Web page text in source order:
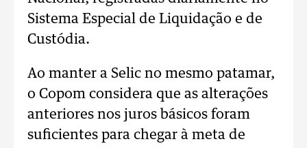
Sistema Especial de Liquidação e de
Custódia.
Ao manter a Selic no mesmo patamar,
o Copom considera que as alterações
anteriores nos juros básicos foram
suficientes para chegar à meta de